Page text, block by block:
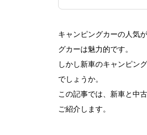
キャンピングカーの人気
グカーは魅力的です。
しかし新車のキャンピン
でしょうか。
この記事では、新車と中
ご紹介します。